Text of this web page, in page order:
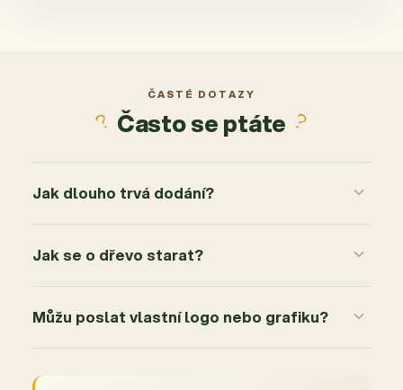
ČASTÉ DOTAZY
Často se ptáte
Jak dlouho trvá dodání?
Jak se o dřevo starat?
Můžu poslat vlastní logo nebo grafiku?